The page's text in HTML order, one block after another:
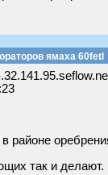
ямаха 60fetl
районе
так и делают.